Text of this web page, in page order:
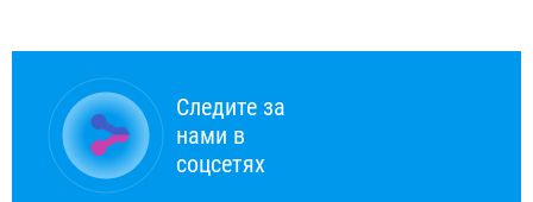
Следите за
нами в
соцсетях